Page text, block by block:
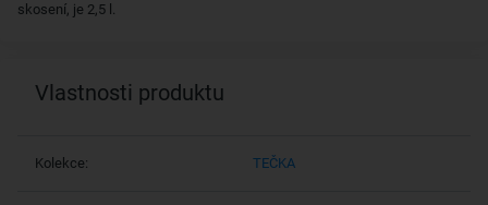
skosení, je 2,5 l.
Vlastnosti produktu
Kolekce: TEČKA